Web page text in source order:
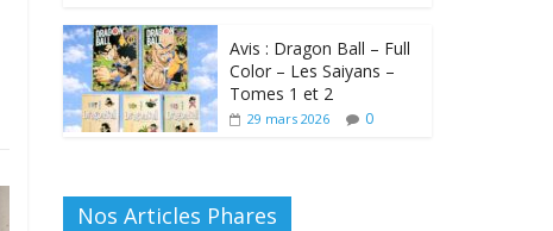
Avis : Dragon Ball – Full
Color – Les Saiyans –
Tomes 1 et 2
29 mars 2026 0
Nos Articles Phares